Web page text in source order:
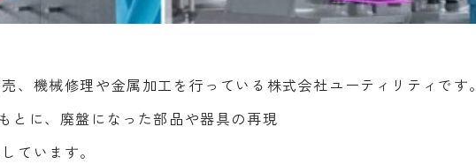
、機械修理や金属加工を行っている株式会社ユーティリティです。
とに、廃盤になった部品や器具の再現
ています。